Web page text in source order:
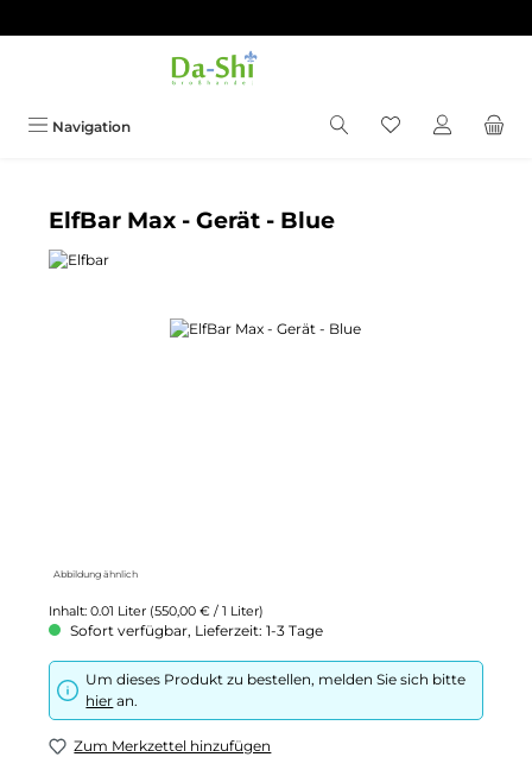
Navigation Du hast 0
ElfBar Max - Gerät - Blue
Bildergalerie überspringen
Abbildung ähnlich
Inhalt: 0.01 Liter (550,00 € / 1 Liter)
Sofort verfügbar, Lieferzeit: 1-3 Tage
Um dieses Produkt zu bestellen, melden Sie sich bitte
hier an.
Zum Merkzettel hinzufügen